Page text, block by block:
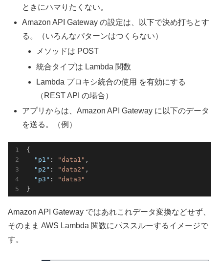
ときにハマりたくない。
Amazon API Gateway の設定は、以下で決め打ちとす
る。（いろんなパターンはつくらない）
メソッドは POST
統合タイプは Lambda 関数
Lambda プロキシ統合の使用 を有効にする
（REST API の場合）
アプリからは、Amazon API Gateway に以下のデータ
を送る。（例）
{
"p1" : "data1" ,
"p2" : "data2" ,
"p3" :
"data3"
Amazon API Gateway ではあれこれデータ変換などせず、
そのまま AWS Lambda 関数にパススルーするイメージで
す。